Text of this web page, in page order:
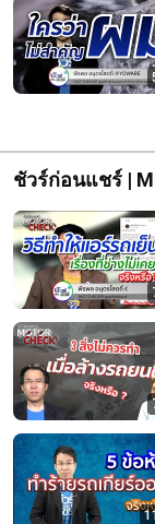
ชัวร์ก่อนแชร์ |